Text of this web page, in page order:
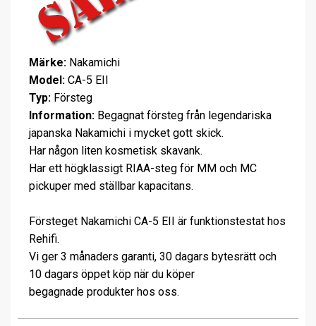
Märke: Nakamichi
Model: CA-5 EII
Typ: Försteg
Information: Begagnat försteg från legendariska
japanska Nakamichi i mycket gott skick.
Har någon liten kosmetisk skavank.
Har ett högklassigt RIAA-steg för MM och MC
pickuper med ställbar kapacitans.
Försteget Nakamichi CA-5 EII är funktionstestat hos
Rehifi.
Vi ger 3 månaders garanti, 30 dagars bytesrätt och
10 dagars öppet köp när du köper
begagnade produkter hos oss.